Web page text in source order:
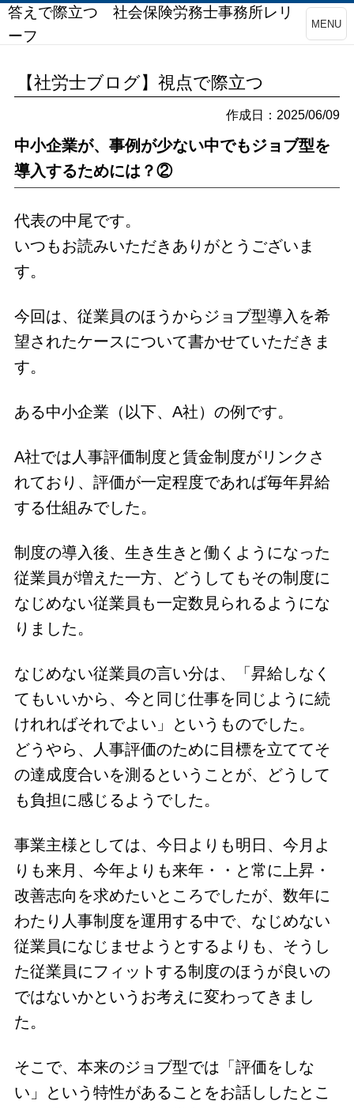
答えで際立つ 社会保険労務士事務所レリ
ーフ
MENU
【社労士ブログ】視点で際立つ
作成日：2025/06/09
中小企業が、事例が少ない中でもジョブ型を
導入するためには？②
代表の中尾です。
いつもお読みいただきありがとうございま
す。
今回は、従業員のほうからジョブ型導入を希
望されたケースについて書かせていただきま
す。
ある中小企業（以下、A社）の例です。
A社では人事評価制度と賃金制度がリンクさ
れており、評価が一定程度であれば毎年昇給
する仕組みでした。
制度の導入後、生き生きと働くようになった
従業員が増えた一方、どうしてもその制度に
なじめない従業員も一定数見られるようにな
りました。
なじめない従業員の言い分は、「昇給しなく
てもいいから、今と同じ仕事を同じように続
けれればそれでよい」というものでした。
どうやら、人事評価のために目標を立ててそ
の達成度合いを測るということが、どうして
も負担に感じるようでした。
事業主様としては、今日よりも明日、今月よ
りも来月、今年よりも来年・・と常に上昇・
改善志向を求めたいところでしたが、数年に
わたり人事制度を運用する中で、なじめない
従業員になじませようとするよりも、そうし
た従業員にフィットする制度のほうが良いの
ではないかというお考えに変わってきまし
た。
そこで、本来のジョブ型では「評価をしな
い」という特性があることをお話ししたとこ